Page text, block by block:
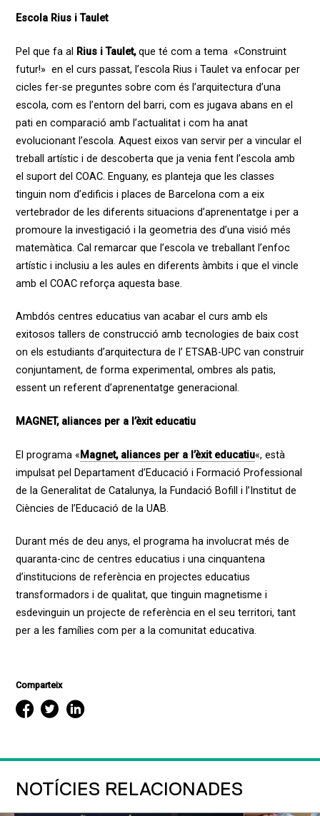
Escola Rius iTaulet
Pel que fa al Rius i Taulet,que té com a tema «Construint
futur!» en el curs passat, l’escola Rius i Taulet va enfocar per
cicles fer-se preguntes sobre com és l’arquitectura d’una
escola, com es l’entorn del barri, com es jugava abans en el
pati en comparació amb l’actualitat i com ha anat
evolucionant l’escola. Aquest eixos van servir per a vincular el
treball artístic i de descoberta que ja venia fent l’escola amb
el suport del COAC. Enguany, es planteja que les classes
tinguin nom d’edificis i places de Barcelona com a eix
vertebrador de les diferents situacions d’aprenentatge i per a
promoure la investigació i la geometria des d’una visió més
matemàtica. Cal remarcar que l’escola ve treballant l’enfoc
artístic i inclusiu a les aules en diferents àmbits i que el vincle
amb el COAC reforça aquesta base.
Ambdós centres educatius van acabar el curs amb els
exitosos tallers de construcció amb tecnologies de baix cost
on els estudiants d’arquitectura de l ’ ETSAB-UPC van construir
conjuntament, de forma experimental, ombres als patis,
essent un referent d’aprenentatge generacional.
MAGNET, aliances per a l’èxit educatiu
El programa « Magnet, aliances per a l’èxit educatiu«, està
impulsat pel Departament d’Educació i Formació Professional
de la Generalitat de Catalunya, la Fundació Bofill i l’Institut de
Ciències de l’Educació de la UAB.
Durant més de deu anys, el programa ha involucrat més de
quaranta-cinc de centres educatius i una cinquantena
d’institucions de referència en projectes educatius
transformadors i de qualitat, que tinguin magnetisme i
esdevinguin un projecte de referència en el seu territori, tant
per a les famílies com per a la comunitat educativa.
Comparteix
NOTÍCIES RELACIONADES